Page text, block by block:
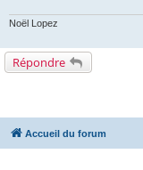
Noël Lopez
Répondre
Accueil du forum